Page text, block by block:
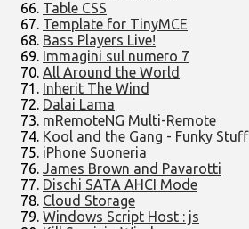
Table CSS
Template for TinyMCE
Bass Players Live!
Immagini sul numero 7
All Around the World
Inherit The Wind
Dalai Lama
mRemoteNG Multi-Remote
Kool and the Gang - Funky Stuff
iPhone Suoneria
James Brown and Pavarotti
Dischi SATA AHCI Mode
Cloud Storage
Windows Script Host : js